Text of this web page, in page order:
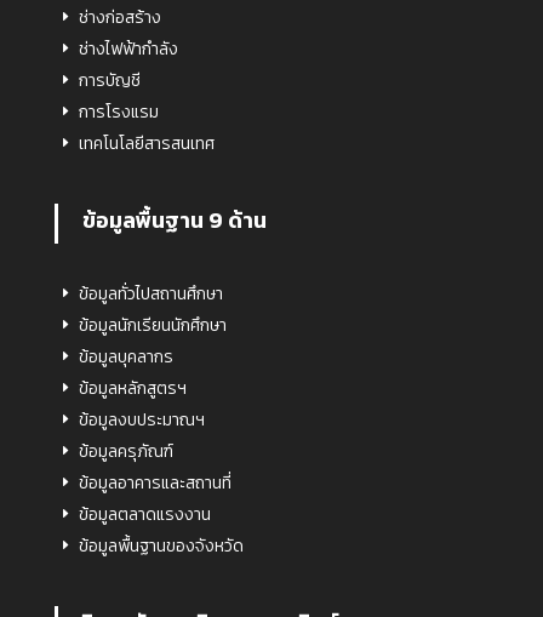
ช่างก่อสร้าง
ช่างไฟฟ้ากำลัง
การบัญชี
การโรงแรม
เทคโนโลยีสารสนเทศ
ข้อมูลพื้นฐาน 9 ด้าน
ข้อมูลทั่วไปสถานศึกษา
ข้อมูลนักเรียนนักศึกษา
ข้อมูลบุคลากร
ข้อมูลหลักสูตรฯ
ข้อมูลงบประมาณฯ
ข้อมูลครุภัณฑ์
ข้อมูลอาคารและสถานที่
ข้อมูลตลาดแรงงาน
ข้อมูลพื้นฐานของจังหวัด